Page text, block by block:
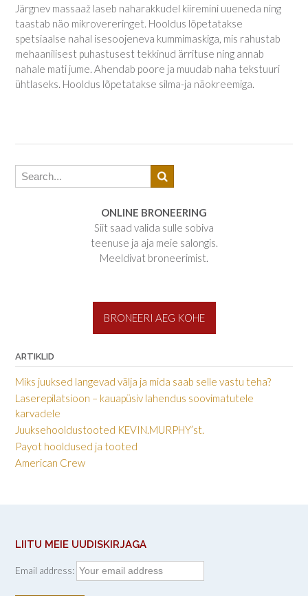
Järgnev massaaž laseb naharakkudel kiiremini uueneda ning
taastab näo mikrovereringet. Hooldus lõpetatakse
spetsiaalse nahal isesoojeneva kummimaskiga, mis rahustab
mehaanilisest puhastusest tekkinud ärrituse ning annab
nahale mati jume. Ahendab poore ja muudab naha tekstuuri
ühtlaseks. Hooldus lõpetatakse silma-ja näokreemiga.
ONLINE BRONEERING
Siit saad valida sulle sobiva
teenuse ja aja meie salongis.
Meeldivat broneerimist.
BRONEERI AEG KOHE
ARTIKLID
Miks juuksed langevad välja ja mida saab selle vastu teha?
Laserepilatsioon – kauapüsiv lahendus soovimatutele
karvadele
Juuksehooldustooted KEVIN.MURPHY’st.
Payot hooldused ja tooted
American Crew
LIITU MEIE UUDISKIRJAGA
Email address: